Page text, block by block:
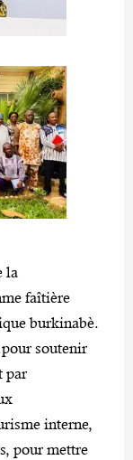
la
faîtière
burkinabè.
soutenir
par
interne,
pour mettre